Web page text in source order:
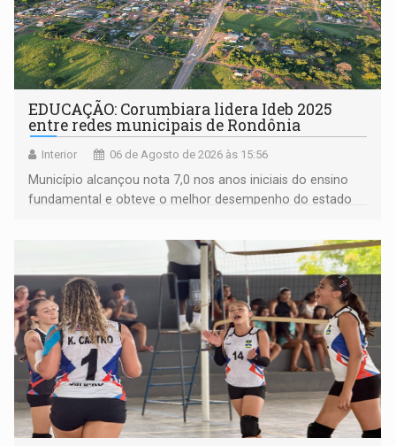
EDUCAÇÃO: Corumbiara lidera Ideb 2025
entre redes municipais de Rondônia
Interior 06 de Agosto de 2026 às 15:56
Município alcançou nota 7,0 nos anos iniciais do ensino
fundamental e obteve o melhor desempenho do estado